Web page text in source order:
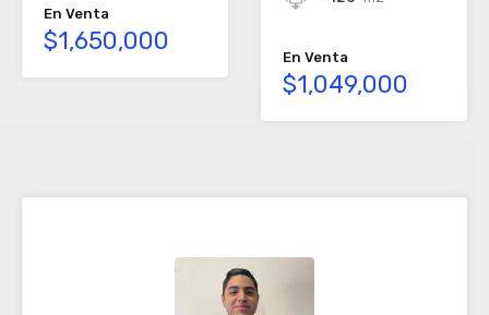
En Venta
$1,650,000
En Venta
$1,049,000